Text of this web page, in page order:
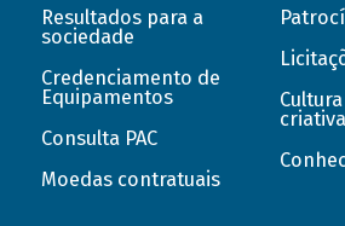
Resultados para a
sociedade
Credenciamento de
Equipamentos
Consulta PAC
Moedas contratuais
criativa